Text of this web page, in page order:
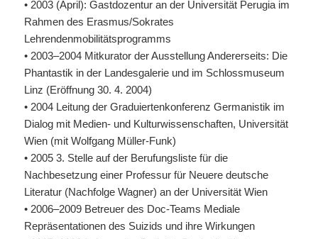
• 2003 (April): Gastdozentur an der Universität Perugia im
Rahmen des Erasmus/Sokrates
Lehrendenmobilitätsprogramms
• 2003–2004 Mitkurator der Ausstellung Andererseits: Die
Phantastik in der Landesgalerie und im Schlossmuseum
Linz (Eröffnung 30. 4. 2004)
• 2004 Leitung der Graduiertenkonferenz Germanistik im
Dialog mit Medien- und Kulturwissenschaften, Universität
Wien (mit Wolfgang Müller-Funk)
• 2005 3. Stelle auf der Berufungsliste für die
Nachbesetzung einer Professur für Neuere deutsche
Literatur (Nachfolge Wagner) an der Universität Wien
• 2006–2009 Betreuer des Doc-Teams Mediale
Repräsentationen des Suizids und ihre Wirkungen